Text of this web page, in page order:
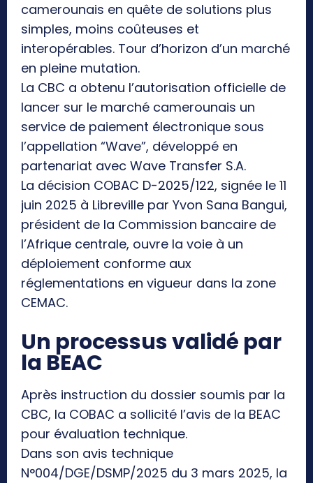
camerounais en quête de solutions plus
simples, moins coûteuses et
interopérables. Tour d’horizon d’un marché
en pleine mutation.
La CBC a obtenu l’autorisation officielle de
lancer sur le marché camerounais un
service de paiement électronique sous
l’appellation “Wave”, développé en
partenariat avec Wave Transfer S.A.
La décision COBAC D-2025/122, signée le 11
juin 2025 à Libreville par Yvon Sana Bangui,
président de la Commission bancaire de
l’Afrique centrale, ouvre la voie à un
déploiement conforme aux
réglementations en vigueur dans la zone
CEMAC.
Un processus validé par
la BEAC
Après instruction du dossier soumis par la
CBC, la COBAC a sollicité l’avis de la BEAC
pour évaluation technique.
Dans son avis technique
N°004/DGE/DSMP/2025 du 3 mars 2025, la